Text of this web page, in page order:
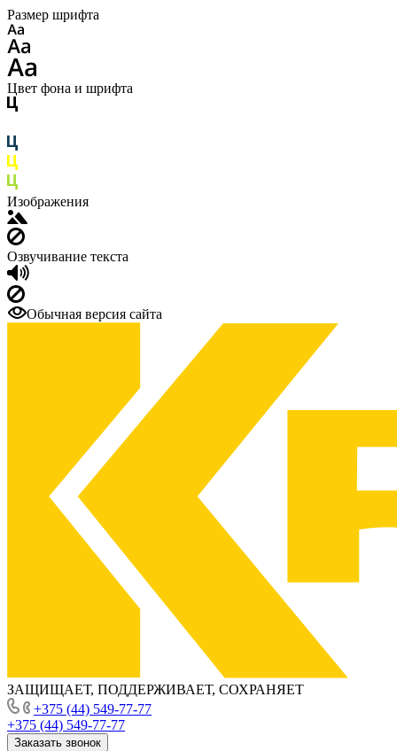
Размер шрифта
Цвет фона и шрифта
Изображения
Озвучивание текста
Обычная версия сайта
ЗАЩИЩАЕТ, ПОДДЕРЖИВАЕТ, СОХРАНЯЕТ
+375 (44) 549-77-77
+375 (44) 549-77-77
Заказать звонок